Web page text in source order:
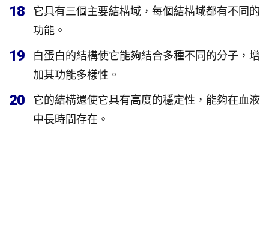
18
它具有三個主要結構域，每個結構域都有不同的
功能。
19
白蛋白的結構使它能夠結合多種不同的分子，增
加其功能多樣性。
20
它的結構還使它具有高度的穩定性，能夠在血液
中長時間存在。